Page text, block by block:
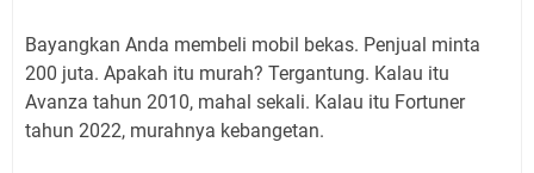
Bayangkan Anda membeli mobil bekas. Penjual minta
200 juta. Apakah itu murah? Tergantung. Kalau itu
Avanza tahun 2010, mahal sekali. Kalau itu Fortuner
tahun 2022, murahnya kebangetan.